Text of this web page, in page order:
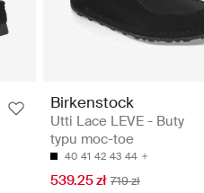
Birkenstock
Utti Lace LEVE - Buty
typu moc-toe
40 41 42 43 44
539.25 zł 719 zł